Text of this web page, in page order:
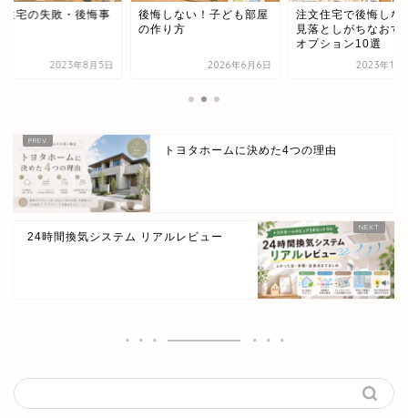
住宅の失敗・後悔事
2023年8月5日
後悔しない！子ども部屋
の作り方
2026年6月6日
注文住宅で後悔しな
見落としがちなおす
オプション10選
2023年10
トヨタホームに決めた4つの理由
24時間換気システム リアルレビュー